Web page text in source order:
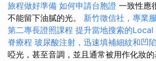
旅程做好準備 如何申請台胞證 一致性應
不能留下油膩的光。 新竹徵信社，專業
第二專長證照課程 提升當地搜索的Local
脊療程 玻尿酸注射，迅速填補細紋和凹陷
啞光，甚至音調，並且通常被用作化妝